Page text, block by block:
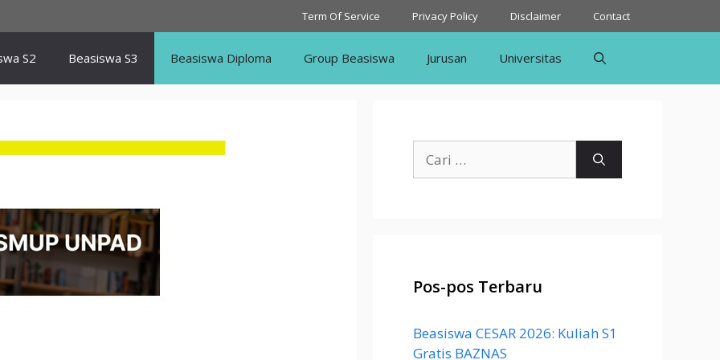
Term Of Service Privacy Policy Disclaimer Contact
S2 Beasiswa S3 Beasiswa Diploma Group Beasiswa Jurusan Universitas
untuk:
Pos-pos Terbaru
Beasiswa CESAR 2026: Kuliah S1
Gratis BAZNAS